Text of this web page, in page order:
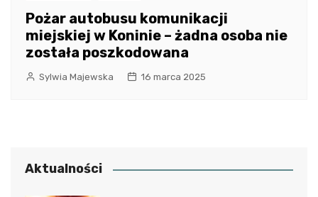
Pożar autobusu komunikacji
miejskiej w Koninie – żadna osoba nie
została poszkodowana
Sylwia Majewska 16 marca 2025
Aktualności